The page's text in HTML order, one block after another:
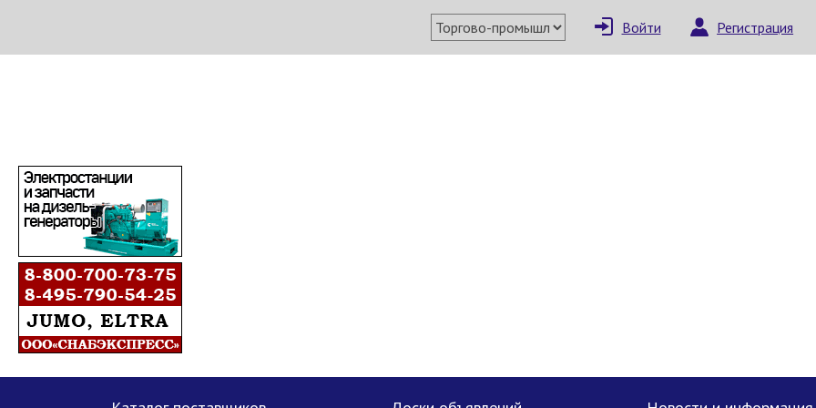
Войти Регистрация
× Написать